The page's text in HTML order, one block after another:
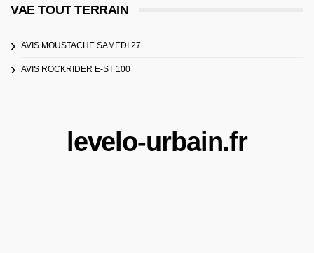
VAE TOUT TERRAIN
AVIS MOUSTACHE SAMEDI 27
AVIS ROCKRIDER E-ST 100
levelo-urbain.fr